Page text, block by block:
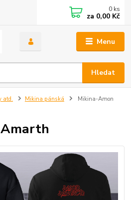
Menu
Hledat
0 ks
za 0,00 Kč
atd. Mikina pánská
Mikina-Amon